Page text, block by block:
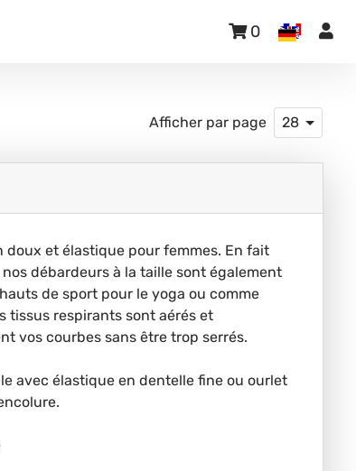
0
Afficher par page 28
et élastique pour femmes. En fait
débardeurs à la taille sont également
de sport pour le yoga ou comme
tissus respirants sont aérés et
vos courbes sans être trop serrés.
avec élastique en dentelle fine ou ourlet